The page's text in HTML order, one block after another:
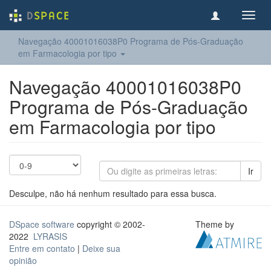
Navegação 40001016038P0 Programa de Pós-Graduação
em Farmacologia por tipo
Navegação 40001016038P0
Programa de Pós-Graduação
em Farmacologia por tipo
Ir
Desculpe, não há nenhum resultado para essa busca.
DSpace software copyright © 2002-
2022 LYRASIS
Entre em contato | Deixe sua
opinião
Theme by